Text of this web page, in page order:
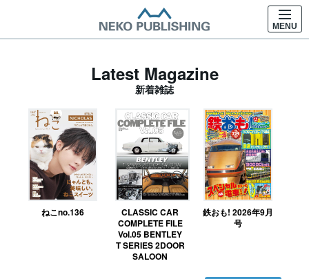
MENU
Latest Magazine
新着雑誌
ねこno.136
CLASSIC CAR
COMPLETE FILE
Vol.05 BENTLEY
T SERIES 2DOOR
SALOON
鉄おも! 2026年9月
号